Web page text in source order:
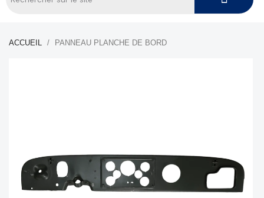
ACCUEIL PANNEAU PLANCHE DE BORD